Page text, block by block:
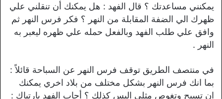
يمكنني مساعدتك ؟ قال الفهد : هل يمكنك أن تنقلني علي
ظهرك الي الضفة المقابلة من النهر ؟ فكر فرس النهر ثم
وافق علي طلب الفهد وبالفعل حمله علي ظهره ليعبر به
النهر .
في منتصف الطريق توقف فرس النهر عن السباحة قائلاً :
بما انك فرس النهر بشكل مختلف من بلاد اخري يمكنك
ان تسبح وتغوص مثلي اليس كذلك ؟ أجاب الفهد بارتباك :